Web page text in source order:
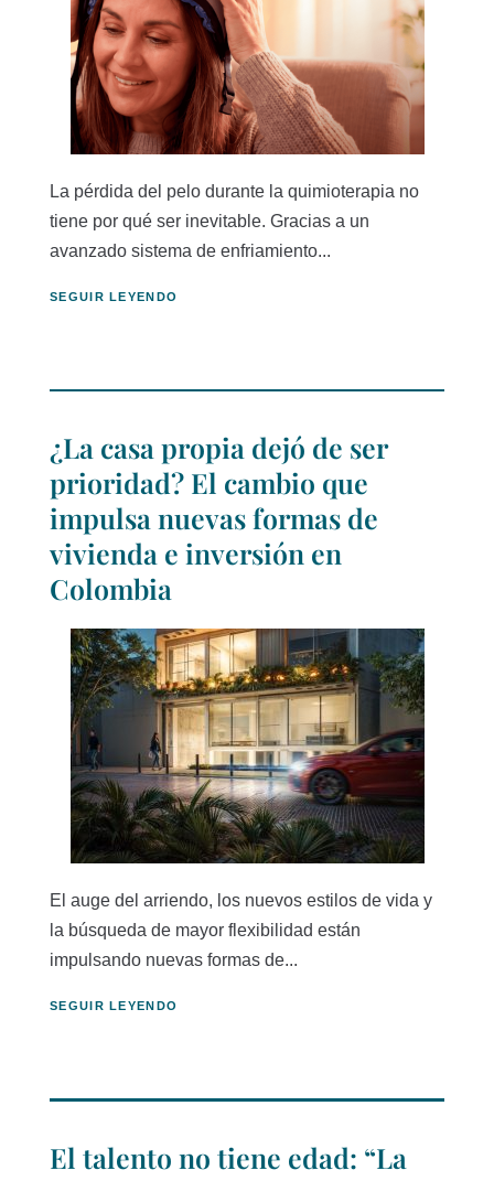
La pérdida del pelo durante la quimioterapia no
tiene por qué ser inevitable. Gracias a un
avanzado sistema de enfriamiento...
SEGUIR LEYENDO
¿La casa propia dejó de ser
prioridad? El cambio que
impulsa nuevas formas de
vivienda e inversión en
Colombia
El auge del arriendo, los nuevos estilos de vida y
la búsqueda de mayor flexibilidad están
impulsando nuevas formas de...
SEGUIR LEYENDO
El talento no tiene edad: “La